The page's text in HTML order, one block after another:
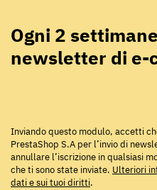
Ogni 2
newsletter di e-
Inviando questo modulo, accetti
PrestaShop S.A per l’invio di
annullare l’iscrizione in qualsiasi
che ti sono state inviate. Ulteriori
dati e sui tuoi diritti.